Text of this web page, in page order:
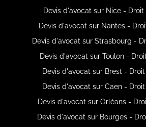
Devis d'avocat sur Nice -
Devis d'avocat sur Nantes -
Devis d'avocat sur Strasbourg -
Devis d'avocat sur Toulon -
Devis d'avocat sur Brest -
Devis d'avocat sur Caen -
Devis d'avocat sur Orléans -
Devis d'avocat sur Bourges -